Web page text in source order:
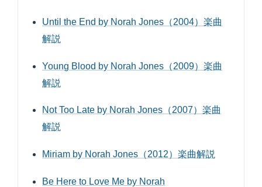
Until the End by Norah Jones（2004）楽曲
解説
Young Blood by Norah Jones（2009）楽曲
解説
Not Too Late by Norah Jones（2007）楽曲
解説
Miriam by Norah Jones（2012）楽曲解説
Be Here to Love Me by Norah